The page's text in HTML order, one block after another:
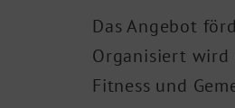
Das Angebot
Organisiert wird
Fitness und